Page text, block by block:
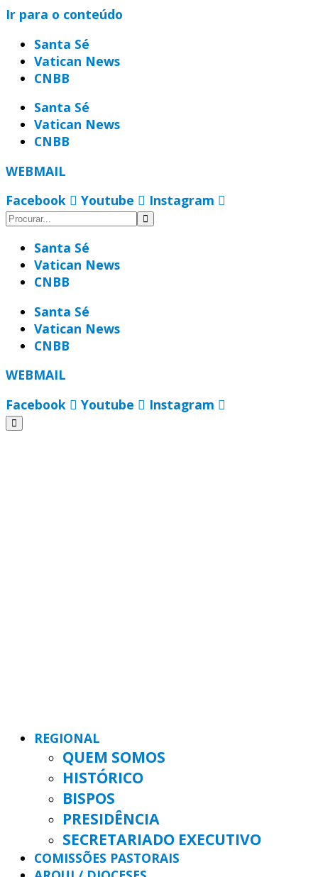
Ir para o conteúdo
Santa Sé
Vatican News
CNBB
Santa Sé
Vatican News
CNBB
WEBMAIL
Facebook
Youtube Instagram
Santa Sé
Vatican News
CNBB
Santa Sé
Vatican News
CNBB
WEBMAIL
Facebook
Youtube Instagram
REGIONAL
QUEM SOMOS
HISTÓRICO
BISPOS
PRESIDÊNCIA
SECRETARIADO EXECUTIVO
COMISSÕES PASTORAIS